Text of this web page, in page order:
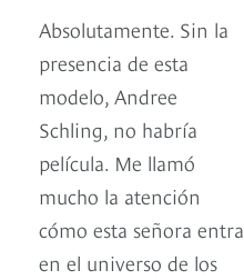
Absolutamente. Sin la
presencia de esta
modelo, Andree
Schling, no habría
película. Me llamó
mucho la atención
cómo esta señora entra
en el universo de los